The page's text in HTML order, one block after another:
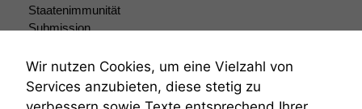
Staatenimmunität
Submission
Teilungsklage
Venezuela
VRK
Wir nutzen Cookies, um eine Vielzahl von
Services anzubieten, diese stetig zu
Um unsere
Website zu
verbessern,